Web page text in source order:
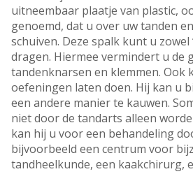
uitneembaar plaatje van plastic,
genoemd, dat u over uw tanden
schuiven. Deze spalk kunt u zowel
dragen. Hiermee vermindert u de
tandenknarsen en klemmen. Ook
oefeningen laten doen. Hij kan u
een andere manier te kauwen.
niet door de tandarts alleen
kan hij u voor een behandeling
bijvoorbeeld een centrum voor
tandheelkunde, een kaakchirurg,